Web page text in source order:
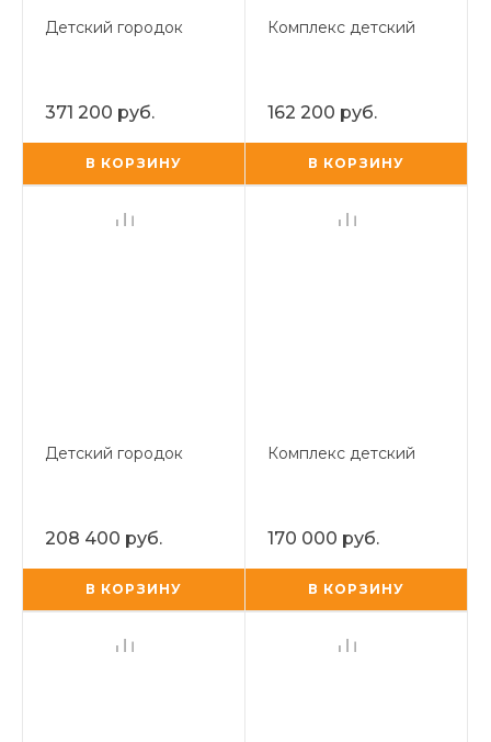
Детский городок
371 200 руб.
В КОРЗИНУ
Комплекс детский
162 200 руб.
В КОРЗИНУ
Детский городок
208 400 руб.
В КОРЗИНУ
Комплекс детский
170 000 руб.
В КОРЗИНУ